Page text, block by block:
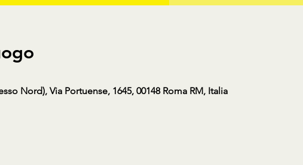
Nord), Via Portuense, 1645, 00148 Roma RM, Italia